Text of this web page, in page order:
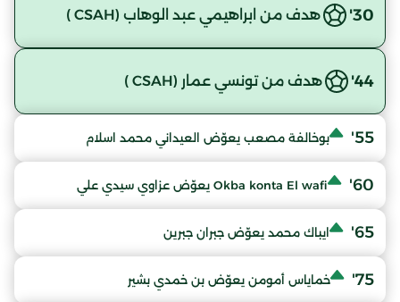
30' هدف من ابراهيمي عبد الوهاب (CSAH )
44' هدف من تونسي عمار (CSAH )
55' بوخالفة مصعب يعوّض العيداني محمد اسلام
60' Okba konta El wafi يعوّض عزاوي سيدي علي
65' ايباك محمد يعوّض جبران جبرين
75' خماياس أمومن يعوّض بن خمدي بشير